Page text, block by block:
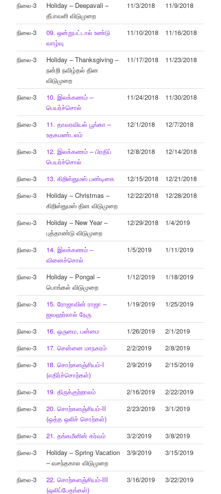
நிலை-3
Holiday – Deepavali –
தீபாவளி விடுமுறை
11/3/2018 11/9/2018
நிலை-3
09. ஒன்றுபட்டால் உண்டு
வாழ்வு
11/10/2018 11/16/2018
நிலை-3
Holiday – Thanksgiving –
நன்றி நவிழ்தல் தின
விடுமுறை
11/17/2018 11/23/2018
நிலை-3
10. இலக்கணம் –
பெயர்ச்சொல்
11/24/2018 11/30/2018
நிலை-3
11. தாவரவியல் பூங்கா –
உதகமண்டலம்
12/1/2018 12/7/2018
நிலை-3
12. இலக்கணம் – பிரதிப்
பெயர்ச்சொல்
12/8/2018 12/14/2018
நிலை-3 13. கிறிஸ்துமஸ் பண்டிகை 12/15/2018
12/21/2018
நிலை-3
Holiday – Christmas –
கிறிஸ்துமஸ் தின விடுமுறை
12/22/2018 12/28/2018
நிலை-3
Holiday – New Year –
புத்தாண்டு விடுமுறை
12/29/2018 1/4/2019
நிலை-3
14. இலக்கணம் –
வினைச்சொல்
1/5/2019 1/11/2019
நிலை-3
Holiday – Pongal –
பொங்கல் விடுமுறை
1/12/2019 1/18/2019
நிலை-3
15. ரோஜாவின் ராஜா –
ஜவஹர்லால் நேரு
1/19/2019 1/25/2019
நிலை-3 16. ஒருமை, பன்மை 1/26/2019
2/1/2019
நிலை-3
17. சென்னை மாநகரம் 2/2/2019
2/8/2019
நிலை-3
18. சொற்களஞ்சியம்-I
(எதிர்ச்சொற்கள்)
2/9/2019 2/15/2019
நிலை-3 19. திருக்குற்றாலம் 2/16/2019
2/22/2019
நிலை-3
20. சொற்களஞ்சியம்-II
(ஒத்த ஒலிச் சொற்கள்)
2/23/2019 3/1/2019
நிலை-3 21. தங்கமீனின் கர்வம் 3/2/2019
3/8/2019
நிலை-3
Holiday – Spring Vacation
– வசந்தகால விடுமுறை
3/9/2019 3/15/2019
நிலை-3
22. சொற்களஞ்சியம்-III
(ஒலிப்பேதங்கள்)
3/16/2019 3/22/2019